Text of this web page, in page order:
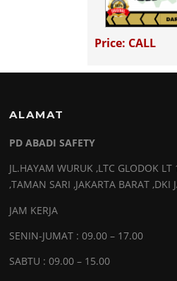
Price: CALL
ALAMAT
PD ABADI SAFETY
JL.HAYAM WURUK ,LTC GLODOK
,TAMAN SARI ,JAKARTA BARAT ,DKI
JAM KERJA
SENIN-JUMAT : 09.00 – 17.00
SABTU : 09.00 – 15.00